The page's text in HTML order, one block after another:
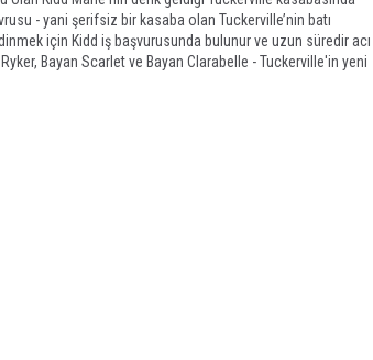
- yani şerifsiz bir kasaba olan Tuckerville’nin batı
için Kidd iş başvurusunda bulunur ve uzun süredir acı
Bayan Scarlet ve Bayan Clarabelle - Tuckerville'in yeni